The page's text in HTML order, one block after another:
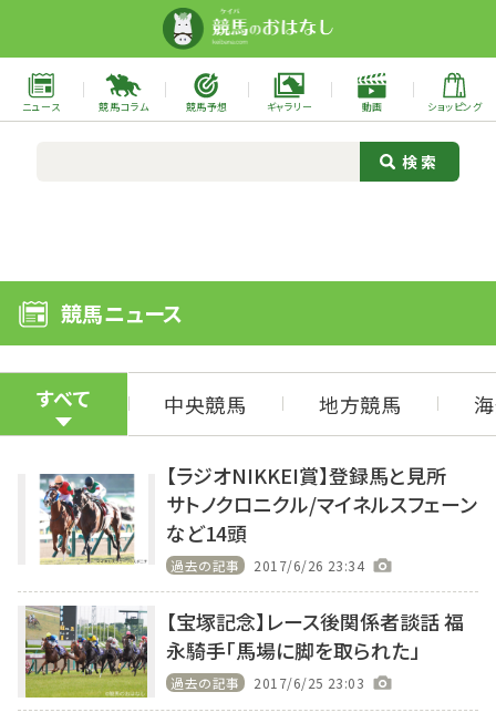
ニュース 競馬コラム 競馬予想 ギャラリー 動画 ショッピング
競馬ニュース
すべて 中央競馬 地方競馬
【ラジオNIKKEI賞】登録馬と見所
サトノクロニクル/マイネルスフェーン
など14頭
過去の記事 2017/6/26 23:34
【宝塚記念】レース後関係者談話 福
永騎手「馬場に脚を取られた」
過去の記事 2017/6/25 23:03